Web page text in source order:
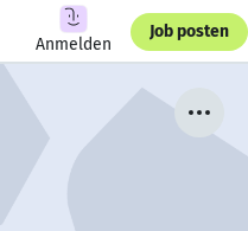
Anmelden
Job posten